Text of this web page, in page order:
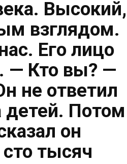
Высокий,
взглядом.
Его лицо
— Кто вы? —
не ответил
детей. Потом
он
тысяч